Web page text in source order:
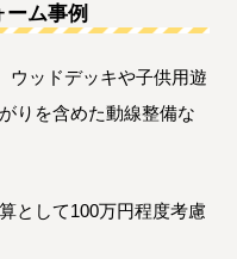
ム事例
ウッドデッキや子供用遊
りを含めた動線整備な
として100万円程度考慮